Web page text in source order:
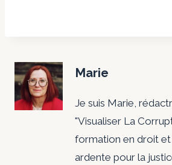
Marie
Je suis Marie,
"Visualiser La
formation en droit et
ardente pour la